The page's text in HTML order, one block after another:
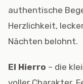
authentische
Herzlichkeit,
Nächten belohnt.
El Hierro – die